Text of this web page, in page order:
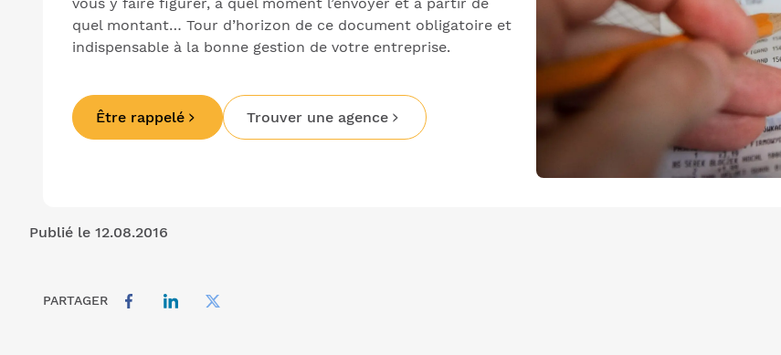
vous y faire figurer, à quel moment l’envoyer et à partir de
quel montant… Tour d’horizon de ce document obligatoire et
indispensable à la bonne gestion de votre entreprise.
Être rappelé Trouver une agence
Publié le 12.08.2016
PARTAGER